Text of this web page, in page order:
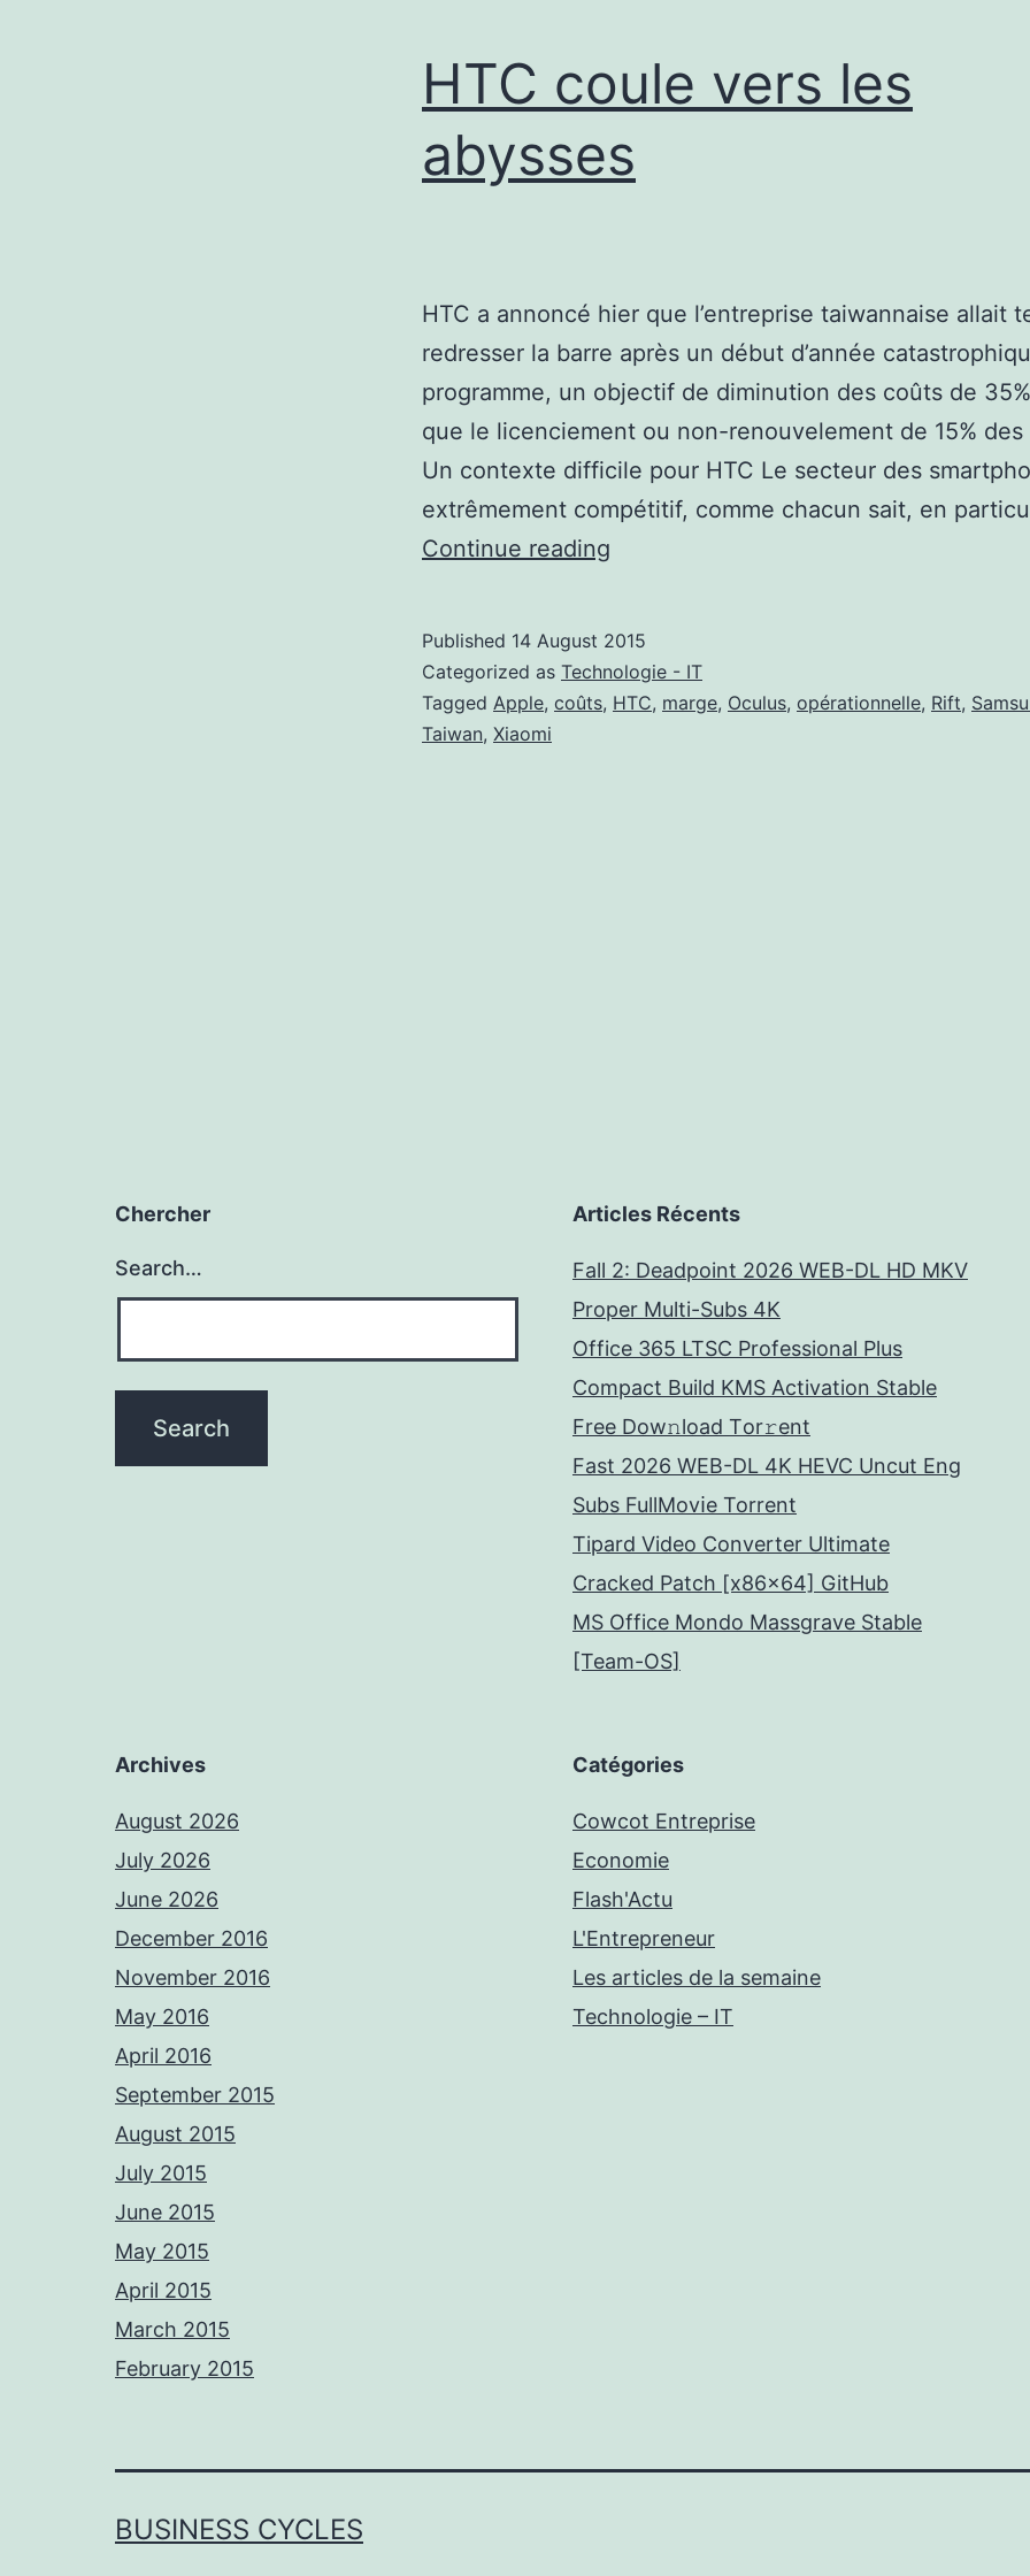
HTC coule vers les
abysses
HTC a annoncé hier que l’entreprise taiwannaise allait
redresser la barre après un début d’année
programme, un objectif de diminution des coûts de
que le licenciement ou non-renouvelement de 15% des
Un contexte difficile pour HTC Le secteur des
extrêmement compétitif, comme chacun sait, en
Continue reading
les
abysses
Published 14 August 2015
Categorized as Technologie - IT
Tagged Apple, coûts, HTC, marge, Oculus, opérationnelle, Rift,
Taiwan, Xiaomi
Chercher
Search…
Articles Récents
Fall 2: Deadpoint 2026 WEB-DL HD MKV
Proper Multi-Subs 4K
Office 365 LTSC Professional Plus
Compact Build KMS Activation Stable
Frее Dow𝚗load Tоr𝚛ent
Fast 2026 WEB-DL 4K HEVC Uncut Eng
Subs FullMov𝗂e Torrent
Tipard Video Converter Ultimate
Cracked Patch [x86x64] GitHub
MS Office Mondo Massgrave Stable
[Team-OS]
Archives
August 2026
July 2026
June 2026
December 2016
November 2016
May 2016
April 2016
September 2015
August 2015
July 2015
June 2015
May 2015
April 2015
March 2015
February 2015
Catégories
Cowcot Entreprise
Economie
Flash'Actu
L'Entrepreneur
Les articles de la semaine
Technologie – IT
BUSINESS CYCLES